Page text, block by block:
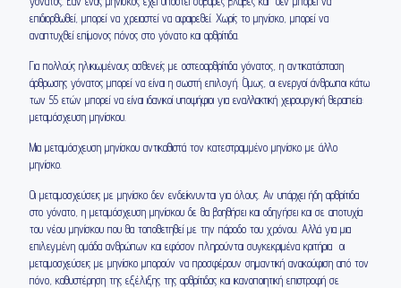
επιδιορθωθεί, μπορεί να χρειαστεί να αφαιρεθεί. Χωρίς το μηνίσκο, μπορεί να
αναπτυχθεί επίμονος πόνος στο γόνατο και αρθρίτιδα.
Για πολλούς ηλικιωμένους ασθενείς με οστεοαρθρίτιδα γόνατος, η αντικατάσταση
άρθρωσης γόνατος μπορεί να είναι η σωστή επιλογή. Όμως, οι ενεργοί άνθρωποι κάτω
των 55 ετών μπορεί να είναι ιδανικοί υποψήφιοι για εναλλακτική χειρουργική θεραπεία:
μεταμόσχευση μηνίσκου.
Μια μεταμόσχευση μηνίσκου αντικαθιστά τον κατεστραμμένο μηνίσκο με άλλο
μηνίσκο.
Οι μεταμοσχεύσεις με μηνίσκο δεν ενδείκνυνται για όλους. Αν υπάρχει ήδη αρθρίτιδα
στο γόνατο, η μεταμόσχευση μηνίσκου δε θα βοηθήσει και οδηγήσει και σε αποτυχία
του νέου μηνίσκου που θα τοποθετηθεί με την πάροδο του χρόνου. Αλλά για μια
επιλεγμένη ομάδα ανθρώπων και εφόσον πληρούνται συγκεκριμένα κριτήρια οι
μεταμοσχεύσεις με μηνίσκο μπορούν να προσφέρουν σημαντική ανακούφιση από τον
πόνο, καθυστέρηση της εξέλιξης της αρθρίτιδας και ικανοποιητική επιστροφή σε